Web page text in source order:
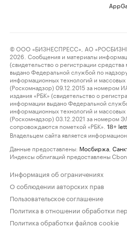
© ООО «БИЗНЕСПРЕСС», АО
2026. Сообщения и материалы
(свидетельство о регистрации
выдано Федеральной службой по
информационных технологий и
(Роскомнадзор) 09.12.2015 за номером
издания «РБК» (свидетельство о
информации выдано Федеральной
информационных технологий и
(Роскомнадзор) 03.12.2021 за номером
сопровождаются пометкой «РБК».
18+
Владельцем сайта является
Данные предоставлены: Мосбиржа
Индексы облигаций предоставлены
Информация об ограничениях
О соблюдении авторских прав
Пользовательское соглашение
Политика в отношении обработки
Политика обработки файлов cookie